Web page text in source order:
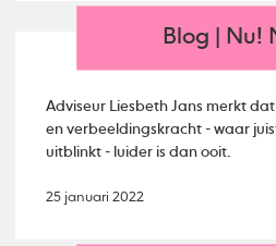
Blog | Nu!
Adviseur Liesbeth Jans merkt
en verbeeldingskracht - waar
uitblinkt - luider is dan ooit.
25 januari 2022